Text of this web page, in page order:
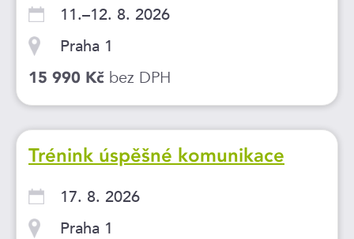
11.–12. 8. 2026
Praha 1
15 990 Kč bez DPH
Trénink úspěšné komunikace
17. 8. 2026
Praha 1